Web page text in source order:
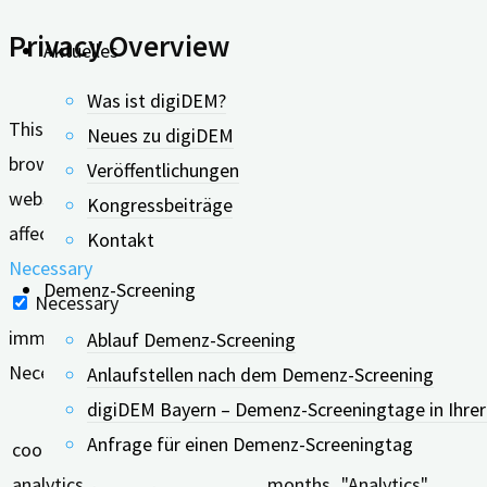
Aktuelles
Was ist digiDEM?
Neues zu digiDEM
Veröffentlichungen
Kongressbeiträge
Kontakt
Demenz-Screening
Ablauf Demenz-Screening
Anlaufstellen nach dem Demenz-Screening
digiDEM Bayern – Demenz-Screeningtage in
Anfrage für einen Demenz-Screeningtag
Privacy Overview
This website uses cookies to improve your experience
browser as they are essential for the working of basic
website. These cookies will be stored in your browser
affect your browsing experience.
Necessary
Necessary
immer aktiv
Necessary cookies are absolutely essential for the
Keks
Dauer
cookielawinfo-checkbox-
11
This cookie is